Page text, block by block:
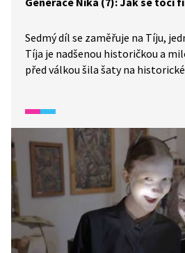
Sedmý díl se zaměřuje na Tíju, jednu z kameramanek.
Tíja je nadšenou historičkou a
před válkou šila šaty na
Doněcka a mluví o tom, jak
lidí kolem ní i její rodiny. Díl
práci dvou kamer, roli klapky,
upu i to, jak Zlata režíruje
zasahuje realita války, venku se
musí do krytu. Radost a nadšení
a natáčení se dokončí. V závěru
dopadá raketa a děti si mezi
jsou v pořádku.